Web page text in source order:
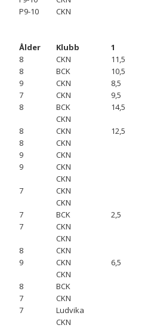
P9-10 CKN
Ålder Klubb
1
8 CKN
11,5
8 BCK
10,5
9 CKN
8,5
7 CKN
9,5
8 BCK
14,5
CKN
8 CKN
12,5
8
CKN
9
CKN
9
CKN
CKN
7
CKN
CKN
7 BCK
2,5
7
CKN
CKN
8
CKN
9 CKN
6,5
CKN
8
BCK
7
CKN
7
Ludvika
CKN